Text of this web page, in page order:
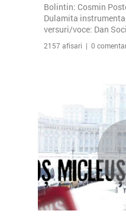
Bolintin: Cosmin
Dulamita
versuri/voce: Dan
2157 afisari | 0